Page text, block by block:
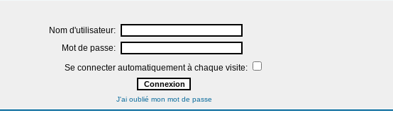
Nom d'utilisateur:
Mot de passe:
Se connecter automatiquement à chaque visite:
J'ai oublié mon mot de passe